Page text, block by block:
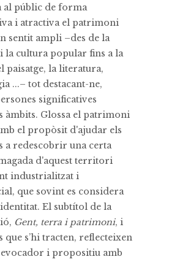
al públic de forma
i atractiva el patrimoni
sentit ampli –des de la
la cultura popular fins a la
paisatge, la literatura,
...– tot destacant-ne,
significatives
àmbits. Glossa el patrimoni
el propòsit d'ajudar els
a redescobrir una certa
d'aquest territori
industrialitzat i
que sovint es considera
El subtítol de la
Gent, terra i patrimoni, i
que s’hi tracten, reflecteixen
i propositiu amb